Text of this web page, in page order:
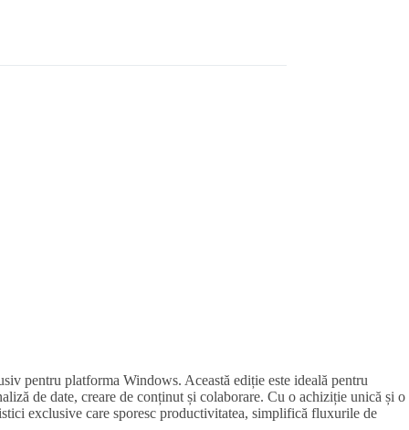
pentru platforma Windows. Această ediție este ideală pentru
de date, creare de conținut și colaborare. Cu o achiziție unică și o
exclusive care sporesc productivitatea, simplifică fluxurile de